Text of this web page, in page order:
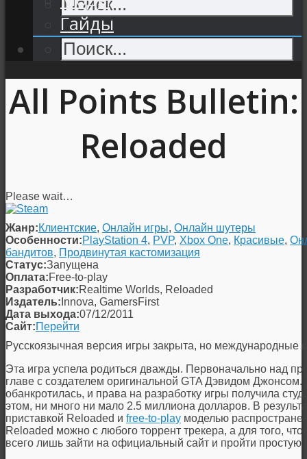
Гайды
All Points Bulletin:
Reloaded
Please wait…
Жанр:Клиентские, Онлайн игры, Онлайн шутеры
Особенности:PlayStation 4, PVP, Xbox One, Красивые,
бандитов, Продвинутая кастомизация
Статус:Запущена
Оплата:Free-to-play
Разработчик:Realtime Worlds, Reloaded
Издатель: Innova, GamersFirst
Дата выхода:07/12/2011
Сайт:Перейти
Русскоязычная версия игры закрыта, но международные
Эта игра успела родиться дважды. Первоначально над
главе с создателем оригинальной GTA Дэвидом Джонсом.
обанкротилась, и права на разработку игры получила
этом, ни много ни мало 2.5 миллиона долларов. В
приставкой Reloaded и free-to-play моделью
Reloaded можно с любого торрент трекера, а для того,
всего лишь зайти на официальный сайт и пройти простую